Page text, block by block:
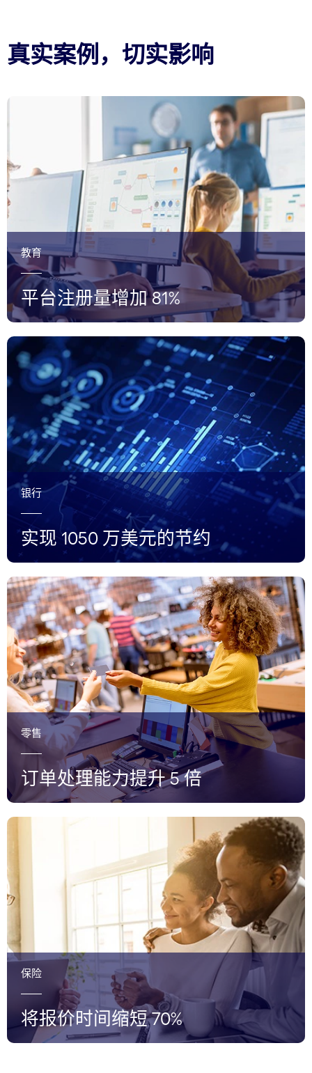
真实案例，切实影响
教育
平台注册量增加 81%
银行
实现 1050 万美元的节约
零售
订单处理能力提升 5 倍
保险
将报价时间缩短 70%